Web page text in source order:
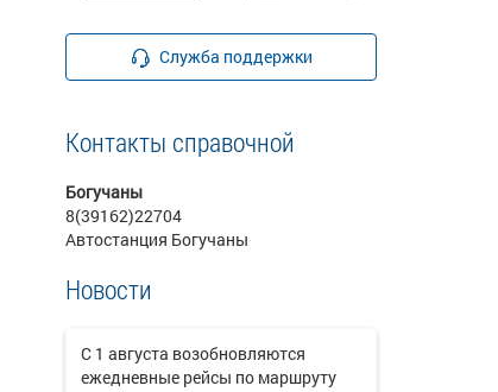
Служба поддержки
Контакты справочной
Богучаны
8(39162)22704
Автостанция Богучаны
Новости
С 1 августа возобновляются
ежедневные рейсы по маршруту